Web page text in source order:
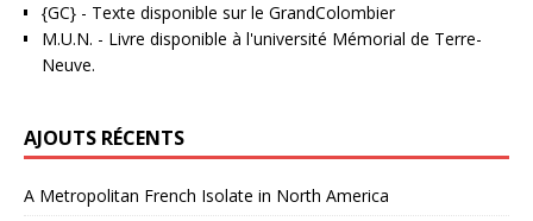
{GC} - Texte disponible sur le GrandColombier
M.U.N. - Livre disponible à l'université Mémorial de Terre-
Neuve.
AJOUTS RÉCENTS
A Metropolitan French Isolate in North America